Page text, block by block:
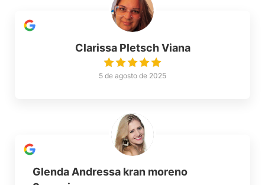
Clarissa Pletsch Viana
5 de agosto de 2025
Glenda Andressa kran moreno